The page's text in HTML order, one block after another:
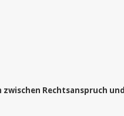
Rechtsanspruch und